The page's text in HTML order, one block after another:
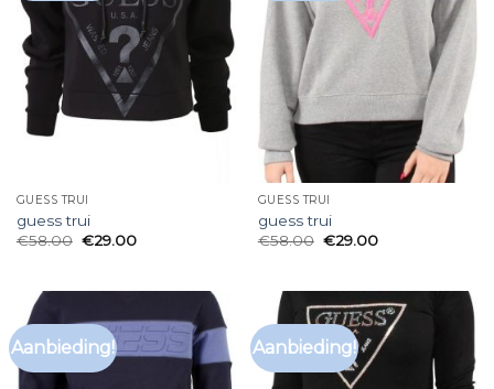
GUESS TRUI
guess trui
€58.00 €29.00
GUESS TRUI
guess trui
€58.00 €29.00
Aanbieding! Aanbieding!